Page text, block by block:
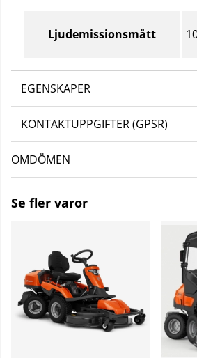
Ljudemissionsmått
EGENSKAPER
KONTAKTUPPGIFTER (GPSR)
OMDÖMEN
Se fler varor